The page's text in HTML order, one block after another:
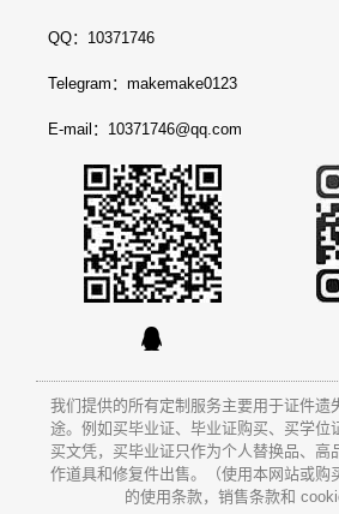
QQ：10371746
Telegram：makemake0123
E-mail：10371746@qq.com
我们提供的所有定制服务主要用于证件遗
途。例如买毕业证、毕业证购买、买学位
买文凭，买毕业证只作为个人替换品、高
作道具和修复件出售。（使用本网站或购
的使用条款，销售条款和